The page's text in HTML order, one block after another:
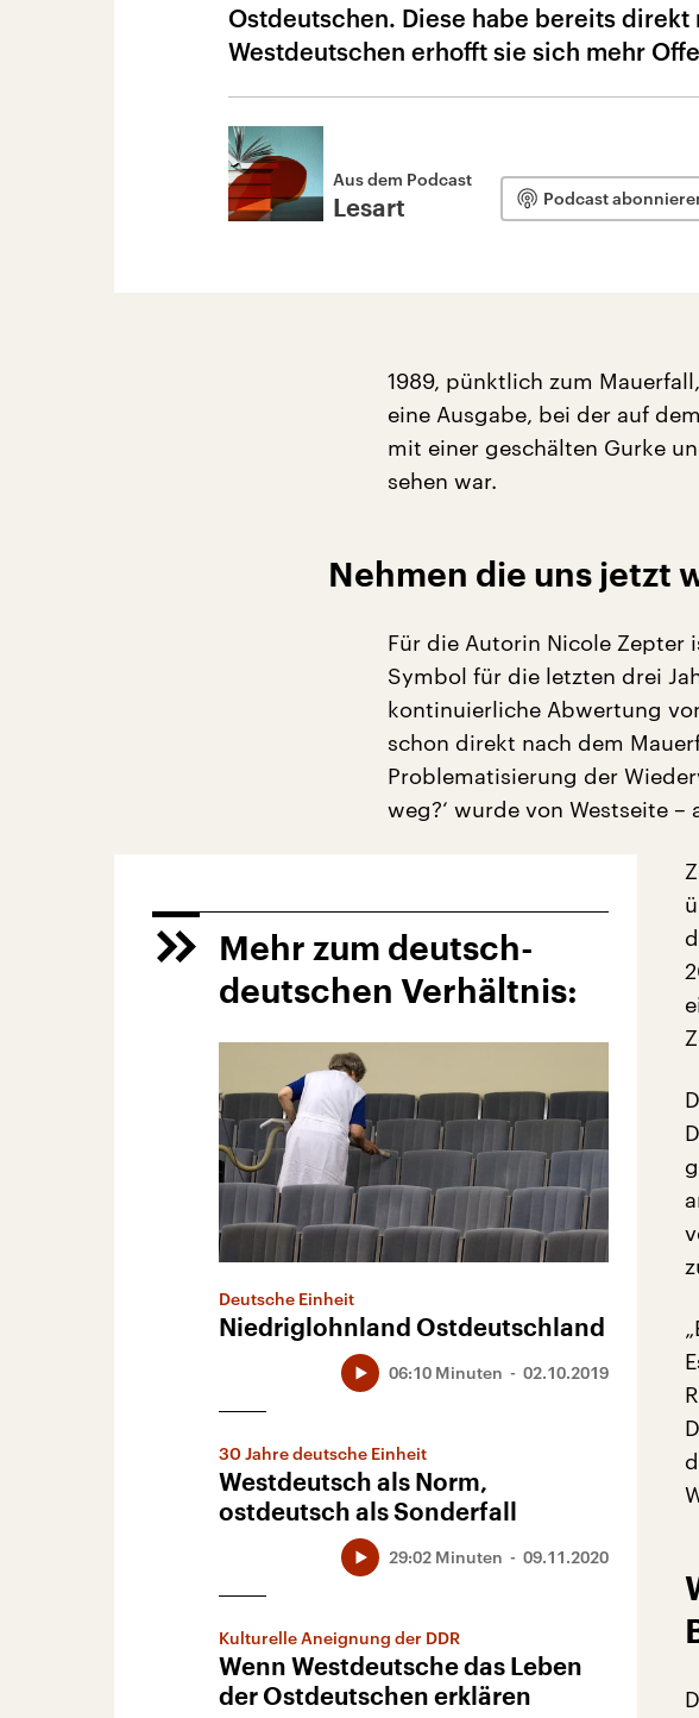
Ostdeutschen. Diese habe bereits
Westdeutschen erhofft sie sich mehr
Aus dem Podcast
Lesart Podcast
1989, pünktlich zum
eine Ausgabe, bei der auf
mit einer geschälten Gurke
sehen war.
Nehmen die uns jetzt
Für die Autorin Nicole Zepter
Symbol für die letzten drei
kontinuierliche Abwertung
schon direkt nach dem
Problematisierung der
weg?‘ wurde von Westseite
Mehr zum deutsch-
deutschen Verhältnis:
Deutsche Einheit
Niedriglohnland Ostdeutschland
02.10.2019
06:10 Minuten
30 Jahre deutsche Einheit
Westdeutsch als Norm,
ostdeutsch als Sonderfall
09.11.2020
29:02 Minuten
Kulturelle Aneignung der DDR
Wenn Westdeutsche das Leben
der Ostdeutschen erklären